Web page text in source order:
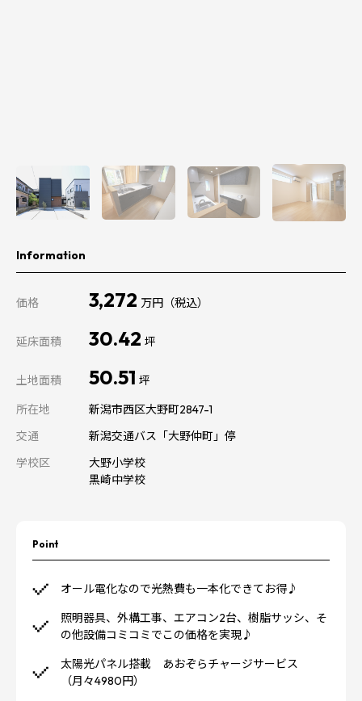
Information
価格 3,272 万円（税込）
延床面積 30.42 坪
土地面積 50.51 坪
所在地
新潟市西区大野町2847-1
交通
新潟交通バス「大野仲町」停
学校区
大野小学校
黒崎中学校
Point
オール電化なので光熱費も一本化できてお得♪
照明器具、外構工事、エアコン2台、樹脂サッシ、そ
の他設備コミコミでこの価格を実現♪
太陽光パネル搭載 あおぞらチャージサービス
（月々4980円）